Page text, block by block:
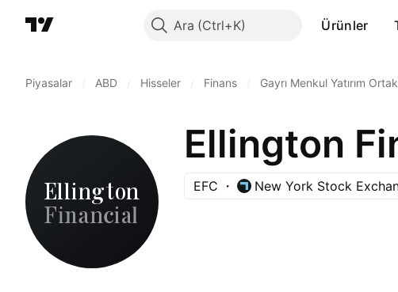
Ara Ürünler
Piyasalar ABD Hisseler Finans Gayrı Menkul Yatırım
Ellington
EFC New York Stock